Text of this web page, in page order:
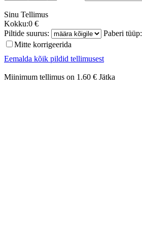
Sinu Tellimus
Kokku:0 €
Piltide suurus:
Paberi tüüp:
Mitte korrigeerida
Eemalda kõik pildid tellimusest
Miinimum tellimus on 1.60 € Jätka